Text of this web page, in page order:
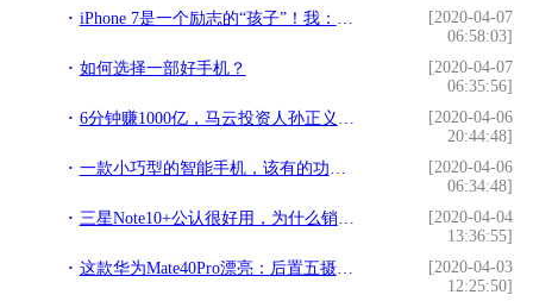
iPhone 7是一个励志的“孩子”！我：咱也不知道，咱也不敢问...
[2020-04-07
06:58:03]
如何选择一部好手机？
[2020-04-07
06:35:56]
6分钟赚1000亿，马云投资人孙正义：战略上输了，再努力也不能赢
[2020-04-06
20:44:48]
一款小巧型的智能手机，该有的功能因有尽有，你是否会喜欢呢
[2020-04-06
06:34:48]
三星Note10+公认很好用，为什么销量还低？三个原因告诉你真相
[2020-04-04
13:36:55]
这款华为Mate40Pro漂亮：后置五摄，十字花洒加光环，屏幕更惊艳
[2020-04-03
12:25:50]